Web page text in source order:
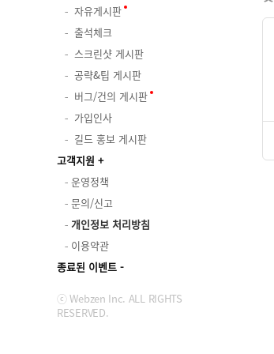
자유게시판
출석체크
스크린샷 게시판
공략&팁 게시판
버그/건의 게시판
가입인사
길드 홍보 게시판
고객지원
운영정책
문의/신고
개인정보 처리방침
이용약관
종료된 이벤트
ⓒ Webzen Inc. ALL RIGHTS
RESERVED.